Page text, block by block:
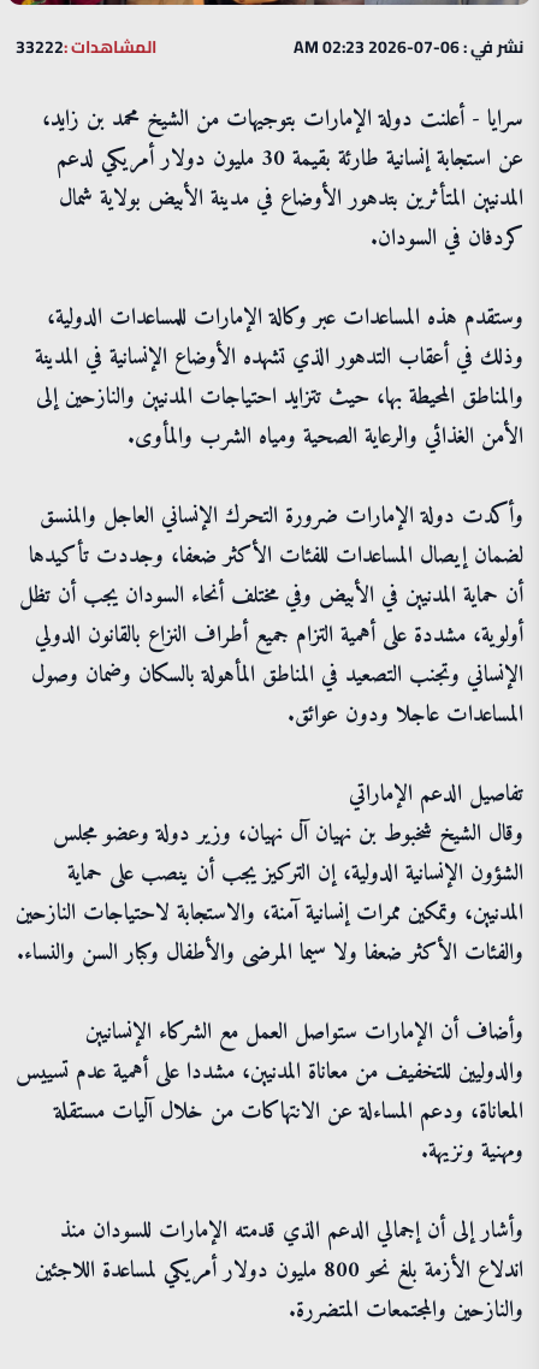
نشر في : 06-07-2026 02:23 AM المشاهدات :33222
سرايا - أعلنت دولة الإمارات بتوجيهات من الشيخ محمد بن زايد،
عن استجابة إنسانية طارئة بقيمة 30 مليون دولار أمريكي لدعم
المدنيين المتأثرين بتدهور الأوضاع في مدينة الأبيض بولاية شمال
كردفان في السودان.
وستقدم هذه المساعدات عبر وكالة الإمارات للمساعدات الدولية،
وذلك في أعقاب التدهور الذي تشهده الأوضاع الإنسانية في المدينة
والمناطق المحيطة بها، حيث تتزايد احتياجات المدنيين والنازحين إلى
الأمن الغذائي والرعاية الصحية ومياه الشرب والمأوى.
وأكدت دولة الإمارات ضرورة التحرك الإنساني العاجل والمنسق
لضمان إيصال المساعدات للفئات الأكثر ضعفا، وجددت تأكيدها
أن حماية المدنيين في الأبيض وفي مختلف أنحاء السودان يجب أن تظل
أولوية، مشددة على أهمية التزام جميع أطراف النزاع بالقانون الدولي
الإنساني وتجنب التصعيد في المناطق المأهولة بالسكان وضمان وصول
المساعدات عاجلا ودون عوائق.
تفاصيل الدعم الإماراتي
وقال الشيخ شخبوط بن نهيان آل نهيان، وزير دولة وعضو مجلس
الشؤون الإنسانية الدولية، إن التركيز يجب أن ينصب على حماية
المدنيين، وتمكين ممرات إنسانية آمنة، والاستجابة لاحتياجات النازحين
والفئات الأكثر ضعفا ولا سيما المرضى والأطفال وكبار السن والنساء.
وأضاف أن الإمارات ستواصل العمل مع الشركاء الإنسانيين
والدوليين للتخفيف من معاناة المدنيين، مشددا على أهمية عدم تسييس
المعاناة، ودعم المساءلة عن الانتهاكات من خلال آليات مستقلة
ومهنية ونزيهة.
وأشار إلى أن إجمالي الدعم الذي قدمته الإمارات للسودان منذ
اندلاع الأزمة بلغ نحو 800 مليون دولار أمريكي لمساعدة اللاجئين
والنازحين والمجتمعات المتضررة.